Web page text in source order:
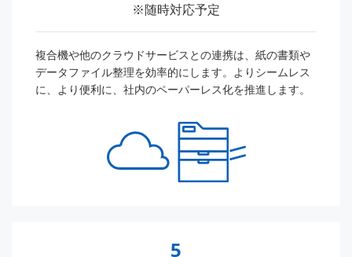
※随時対応予定
複合機や他のクラウドサービスとの連携は、紙の書類や
データファイル整理を効率的にします。よりシームレス
に、より便利に、社内のペーパーレス化を推進します。
5